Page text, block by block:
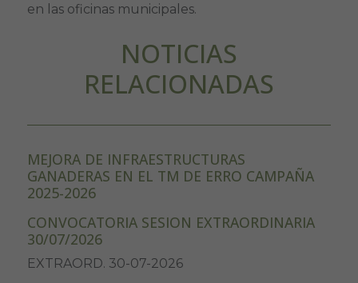
en las oficinas municipales.
NOTICIAS
RELACIONADAS
MEJORA DE INFRAESTRUCTURAS
GANADERAS EN EL TM DE ERRO CAMPAÑA
2025-2026
CONVOCATORIA SESION EXTRAORDINARIA
30/07/2026
EXTRAORD. 30-07-2026